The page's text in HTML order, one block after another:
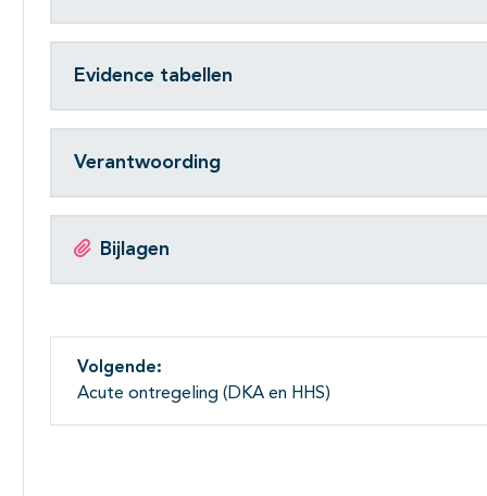
Evidence tabellen
Verantwoording
Bijlagen
Volgende:
Acute ontregeling (DKA en HHS)